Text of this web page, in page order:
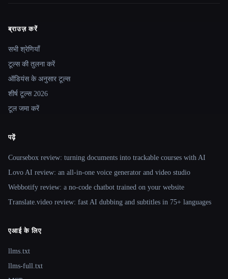
Site navigation
ब्राउज़ करें
सभी श्रेणियाँ
टूल्स की तुलना करें
ऑडियंस के अनुसार टूल्स
शीर्ष टूल्स 2026
टूल जमा करें
पढ़ें
Coursebox review: turning documents into trackable courses with AI
Lovo AI review: an all-in-one voice generator and video studio
Webbotify review: a no-code chatbot trained on your website
Translate.video review: fast AI dubbing and subtitles in 75+ languages
एआई के लिए
llms.txt
llms-full.txt